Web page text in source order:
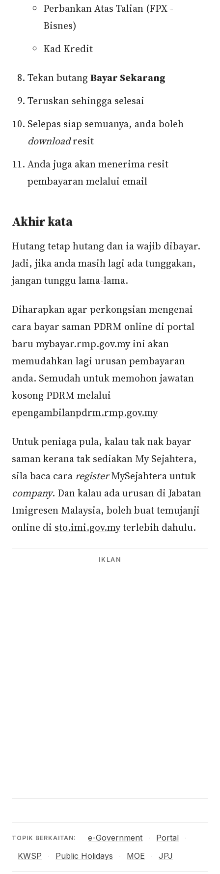
Perbankan Atas Talian (FPX -
Bisnes)
Kad Kredit
Tekan butang Bayar Sekarang
Teruskan sehingga selesai
Selepas siap semuanya, anda boleh
downloadresit
Anda juga akan menerima resit
pembayaran melalui email
Akhir kata
Hutang tetap hutang dan ia wajib dibayar.
Jadi, jika anda masih lagi ada tunggakan,
jangan tunggu lama-lama.
Diharapkan agar perkongsian mengenai
cara bayar saman PDRM online di portal
baru mybayar.rmp.gov.my ini akan
memudahkan lagi urusan pembayaran
anda. Semudah untuk memohon jawatan
kosong PDRM melalui
epengambilanpdrm.rmp.gov.my
Untuk peniaga pula, kalau tak nak bayar
saman kerana tak sediakan My Sejahtera,
sila baca cara registerMySejahtera untuk
company. Dan kalau ada urusan di Jabatan
Imigresen Malaysia, boleh buat temujanji
online di sto.imi.gov.myterlebih dahulu.
IKLAN
TOPIK BERKAITAN: e-Government Portal
KWSP
Public Holidays MOE JPJ